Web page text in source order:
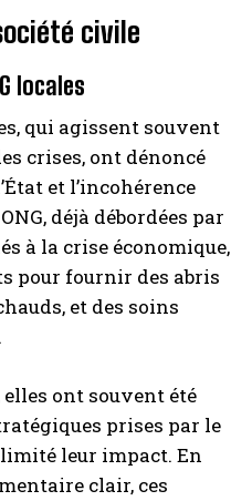
civile
locales
qui agissent souvent
crises, ont dénoncé
et l’incohérence
déjà débordées par
à la crise économique,
pour fournir des abris
et des soins
ont souvent été
prises par le
leur impact. En
clair, ces